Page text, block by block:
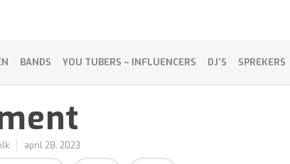
BANDS YOU TUBERS – INFLUENCERS DJ’S SPREKERS
april 28, 2023